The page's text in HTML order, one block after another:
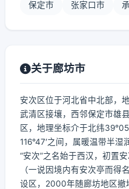
保定市 张家口市
关于廊坊市
安次区位于河北省中北部，
武清区接壤，西邻保定市雄
区，地理坐标介于北纬
116°47′之间，属暖温带半湿
“安次”之名始于西汉，初置
（一说因境内有安次亭而得
设区，2000年随廊坊地区撤